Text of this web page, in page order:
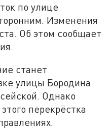
по улице
Изменения
Об этом сообщает
станет
улицы Бородина
Однако
перекрёстка